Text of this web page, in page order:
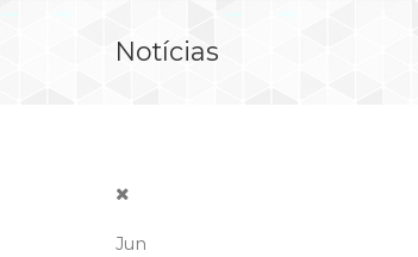
Notícias
Jun